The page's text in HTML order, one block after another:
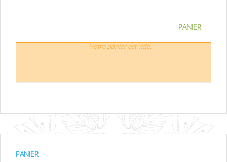
PANIER
Votre panier est vide.
PANIER